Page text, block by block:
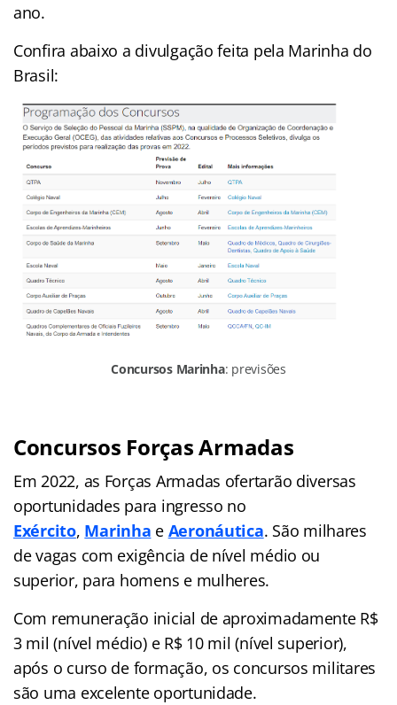
ano.
Confira abaixo a divulgação feita pela Marinha do
Brasil:
Concursos Marinha: previsões
Concursos Forças Armadas
Em 2022, as Forças Armadas ofertarão diversas
oportunidades para ingresso no
Exército, Marinha e Aeronáutica. São milhares
de vagas com exigência de nível médio ou
superior, para homens e mulheres.
Com remuneração inicial de aproximadamente R$
3 mil (nível médio) e R$ 10 mil (nível superior),
após o curso de formação, os concursos militares
são uma excelente oportunidade.